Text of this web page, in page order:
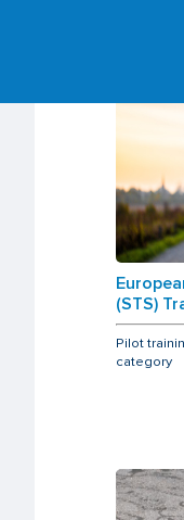
(STS)
Pilot
category